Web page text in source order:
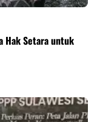
Hak Setara untuk